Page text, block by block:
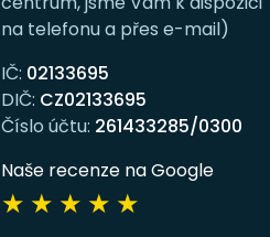
na telefonu a přes e-mail)
IČ: 02133695
DIČ: CZ02133695
Číslo účtu: 261433285/0300
Naše recenze na Google
★ ★ ★ ★ ★